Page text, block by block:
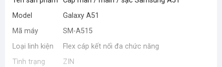
Model
Galaxy A51
Mã máy
SM-A515
Loại linh kiện
Flex cáp kết nối đa chức năng
Tình trạng
ZIN